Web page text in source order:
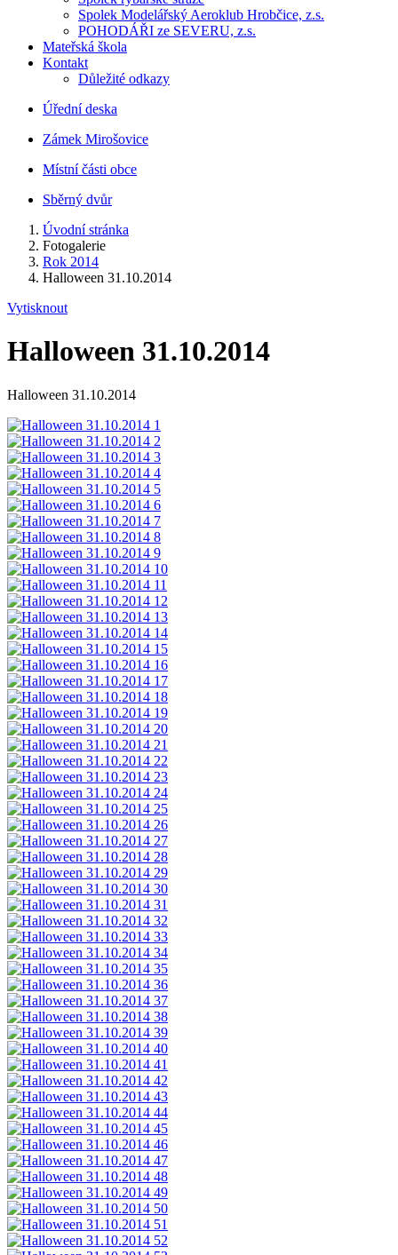
Spolek Modelářský Aeroklub Hrobčice, z.s.
POHODÁŘI ze SEVERU, z.s.
Mateřská škola
Kontakt
Důležité odkazy
Úřední deska
Zámek Mirošovice
Místní části obce
Sběrný dvůr
Úvodní stránka
Fotogalerie
Rok 2014
Halloween 31.10.2014
Vytisknout
Halloween 31.10.2014
Halloween 31.10.2014